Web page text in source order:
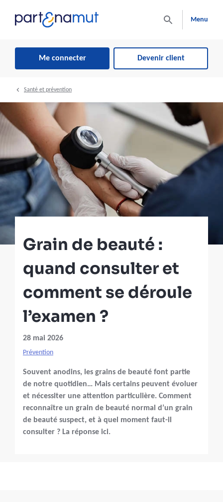
Menu
Me connecter Devenir client
Santé et prévention
Grain de beauté :
quand consulter et
comment se déroule
l’examen ?
28 mai 2026
Prévention
Souvent anodins, les grains de beauté font partie
de notre quotidien… Mais certains peuvent évoluer
et nécessiter une attention particulière. Comment
reconnaître un grain de beauté normal d’un grain
de beauté suspect, et à quel moment faut-il
consulter ? La réponse ici.